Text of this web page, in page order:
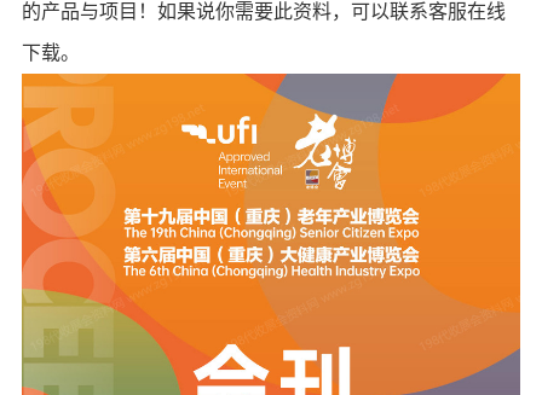
的产品与项目！如果说你需要此资料，可以联系客服在线
下载。